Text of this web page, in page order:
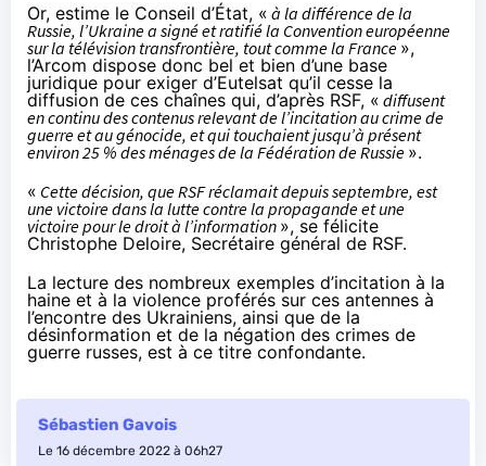
Or, estime le Conseil d’État, « à la différence de la
Russie, l’Ukraine a signé et ratifié la Convention européenne
sur la télévision transfrontière, tout comme la France»,
l’Arcom dispose donc bel et bien d’une base
juridique pour exiger d’Eutelsat qu’il cesse la
diffusion de ces chaînes qui, d’après RSF, « diffusent
en continu des contenus relevant de l’incitation au crime de
guerre et au génocide, et qui touchaient jusqu’à présent
environ 25 % des ménages de la Fédération de Russie ».
« Cette décision, que RSF réclamait depuis septembre, est
une victoire dans la lutte contre la propagande et une
victoire pour le droit à l’information », se félicite
Christophe Deloire, Secrétaire général de RSF.
La lecture des nombreux exemples d’incitation à la
haine et à la violence proférés sur ces antennes à
l’encontre des Ukrainiens, ainsi que de la
désinformation et de la négation des crimes de
guerre russes, est à ce titre confondante.
Sébastien Gavois
Le 16 décembre 2022 à 06h27